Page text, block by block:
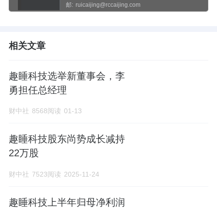
邮: ruicaijing@rccaijing.com
相关文章
趣睡科技选举新董事会，李
勇担任总经理
财中社 8568阅读 01-13
趣睡科技股东尚势成长减持
22万股
财中社 7523阅读 2025-11-24
趣睡科技上半年归母净利润